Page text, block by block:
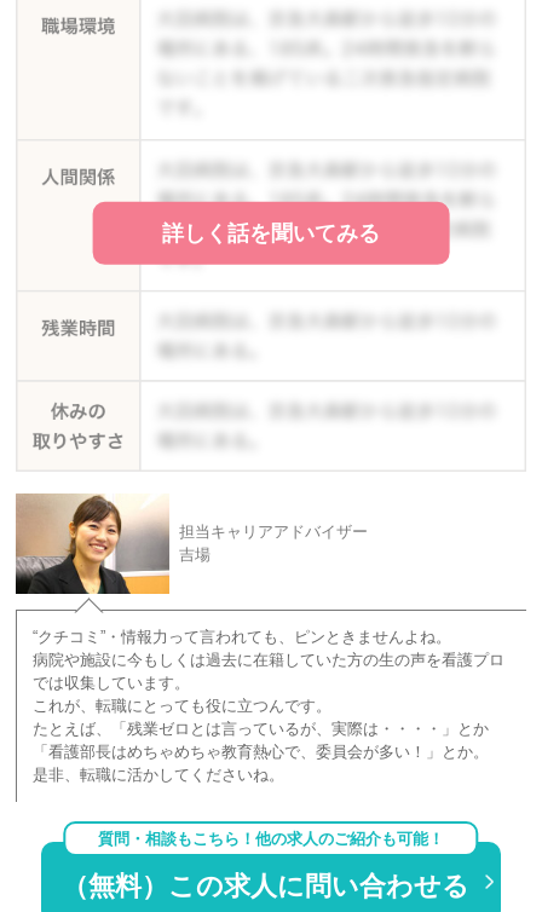
詳しく話を聞いてみる
担当キャリアアドバイザー
吉場
“クチコミ”・情報力って言われても、ピンときませんよね。
病院や施設に今もしくは過去に在籍していた方の生の声を看護プロ
では収集しています。
これが、転職にとっても役に立つんです。
たとえば、「残業ゼロとは言っているが、実際は・・・・」とか
「看護部長はめちゃめちゃ教育熱心で、委員会が多い！」とか。
是非、転職に活かしてくださいね。
質問・相談もこちら！他の求人のご紹介も可能！
（無料）この求人に問い合わせる